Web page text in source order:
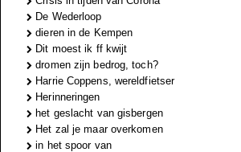
De Wederloop
dieren in de Kempen
Dit moest ik ff kwijt
dromen zijn bedrog, toch?
Harrie Coppens, wereldfietser
Herinneringen
het geslacht van gisbergen
Het zal je maar overkomen
in het spoor van